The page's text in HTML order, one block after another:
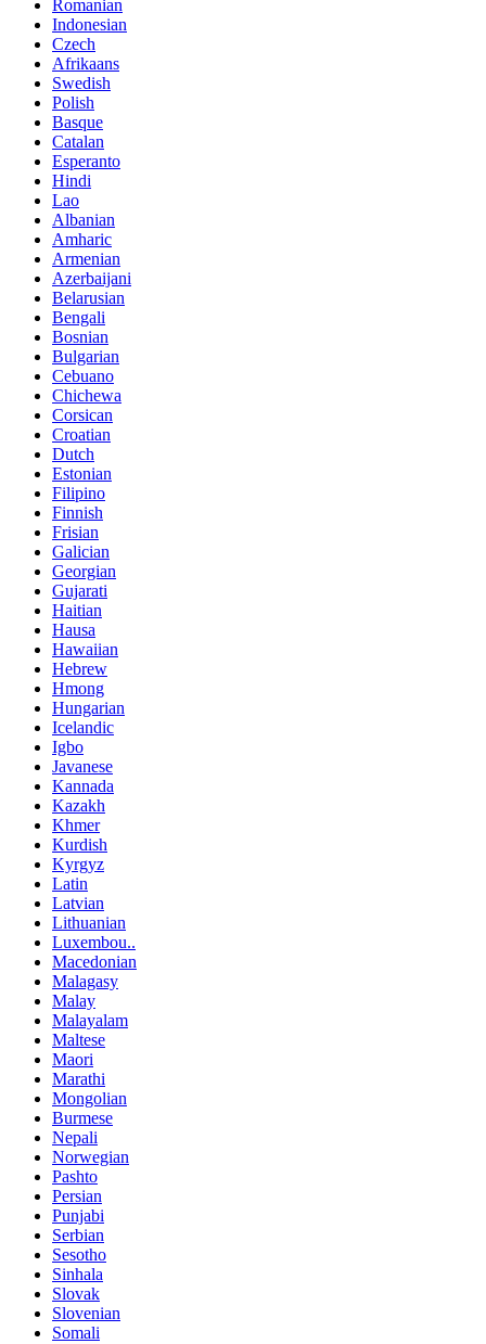
Romanian
Indonesian
Czech
Afrikaans
Swedish
Polish
Basque
Catalan
Esperanto
Hindi
Lao
Albanian
Amharic
Armenian
Azerbaijani
Belarusian
Bengali
Bosnian
Bulgarian
Cebuano
Chichewa
Corsican
Croatian
Dutch
Estonian
Filipino
Finnish
Frisian
Galician
Georgian
Gujarati
Haitian
Hausa
Hawaiian
Hebrew
Hmong
Hungarian
Icelandic
Igbo
Javanese
Kannada
Kazakh
Khmer
Kurdish
Kyrgyz
Latin
Latvian
Lithuanian
Luxembou..
Macedonian
Malagasy
Malay
Malayalam
Maltese
Maori
Marathi
Mongolian
Burmese
Nepali
Norwegian
Pashto
Persian
Punjabi
Serbian
Sesotho
Sinhala
Slovak
Slovenian
Somali